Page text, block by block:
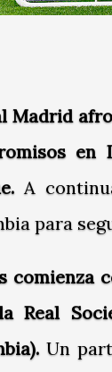
Madrid
en
A
para
comienza
Real
Un